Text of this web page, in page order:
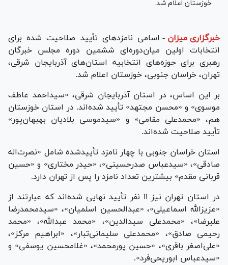
خوزستان اعلام شد.
خبرگزاری میزان - اسامی نامزد‌های تأیید صلاحیت شده برای
انتخابات اولین میان‌دوره‌ای ششمین دوره مجلس خبرگان
رهبری برای حوزه‌های انتخابیه استان‌های آذربایجان شرقی،
تهران، خراسان جنوبی، خوزستان اعلام شد.
بر این اساس، در استان آذربایجان شرقی، «سیداحمد عاطف
موسوی» و «محسن مجتهد» تأیید شده‌اند. در استان خوزستان
هم، «محمدعلی مقامی» و «سیدموسی بلادیان بهبهان‌پور»
تأیید صلاحیت شده‌اند.
استان خراسان جنوبی با چهار نامزد تأییدشده شامل «نصرت‌اله
صادقی»، «سیدعباس صدرحسینی»، «حیدر مختاری» و «حسین
قربانی مقدم» بیشترین تعداد نامزد را پس از تهران دارد.
در استان تهران نیز ۱۱ نفر تأیید نهایی شده‌اند که عبارتند از
«عزیزالله اسماعیلی»، «عبدالحسین اسلمیان»، «سیدمحمدرضا
علیرضا»، «محمدعلی سیدالدین»، «محمد عبدالله»، «محمد
رحیمی صادق»، «محمدعلی سلیمانی‌تبار»، «ابراهیم مرکز»،
«علی‌اصغر باقری»، «حسین پورمحمد»، «غلامحسین یوسفی» و
«سیدعباس ابوریحی‌فرد».